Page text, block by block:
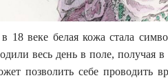
18 веке белая кожа стала
весь день в поле, получая
позволить себе